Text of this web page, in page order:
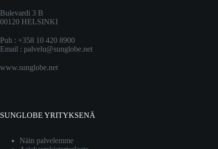
Bulevardi 3 B
00120 HELSINKI
Puh : +358 10 420 8900
Email : palvelu@sunglobe.net
www.sunglobe.net
SUNGLOBE YRITYKSENÄ
Näin palvelemme